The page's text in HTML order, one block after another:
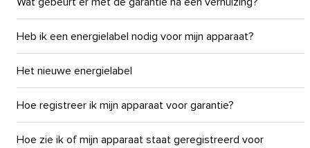
Heb ik een energielabel nodig voor mijn apparaat?
Het nieuwe energielabel
Hoe registreer ik mijn apparaat voor garantie?
Hoe zie ik of mijn apparaat staat geregistreerd voor